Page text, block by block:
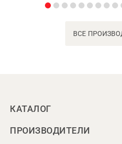
ВСЕ
КАТАЛОГ
ПРОИЗВОДИТЕЛИ